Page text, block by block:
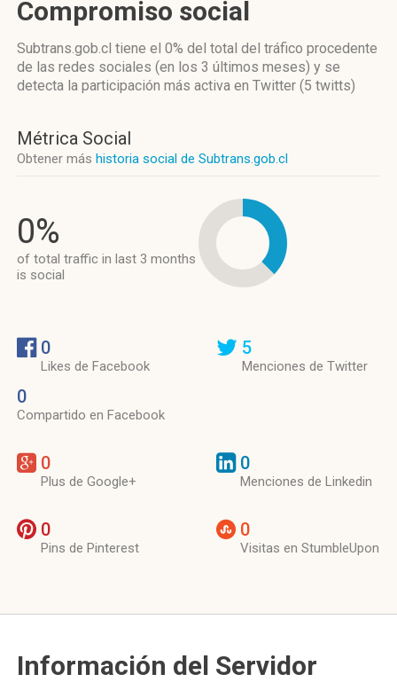
Compromiso social
Subtrans.gob.cl tiene el 0% del total del tráfico procedente
de las redes sociales (en los 3 últimos meses) y se
detecta la participación más activa en Twitter (5 twitts)
Métrica Social
Obtener más historia social de Subtrans.gob.cl
0%
of total traffic in last 3 months
is social
0
Likes de Facebook
0
Compartido en Facebook
5
Menciones de Twitter
0
Plus de Google+
0
Menciones de Linkedin
0
Pins de Pinterest
0
Visitas en StumbleUpon
Información del Servidor